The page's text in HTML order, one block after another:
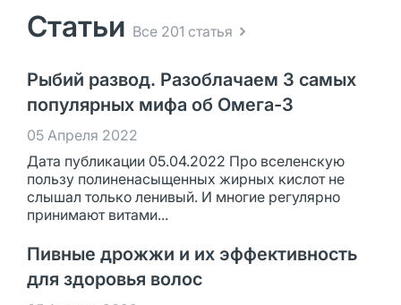
Статьи Все 201 статья
Рыбий развод. Разоблачаем 3 самых
популярных мифа об Омега-3
05 Апреля 2022
Дата публикации 05.04.2022 Про вселенскую
пользу полиненасыщенных жирных кислот не
слышал только ленивый. И многие регулярно
принимают витами...
Пивные дрожжи и их эффективность
для здоровья волос